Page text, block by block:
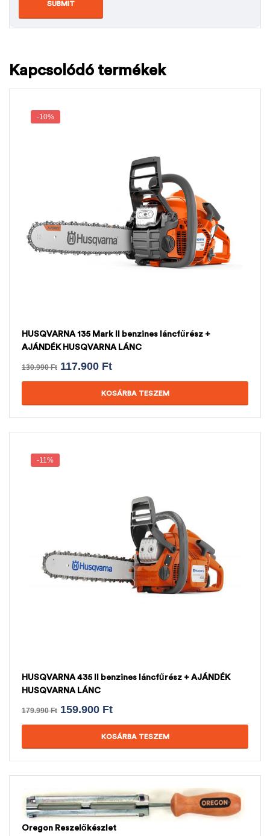
Kapcsolódó termékek
-10%
HUSQVARNA 135 Mark II benzines láncfűrész +
AJÁNDÉK HUSQVARNA LÁNC
130.990Ft 117.900 Ft
KOSÁRBA TESZEM
-11%
HUSQVARNA 435 II benzines láncfűrész + AJÁNDÉK
HUSQVARNA LÁNC
179.990Ft 159.900 Ft
KOSÁRBA TESZEM
Oregon Reszelőkészlet